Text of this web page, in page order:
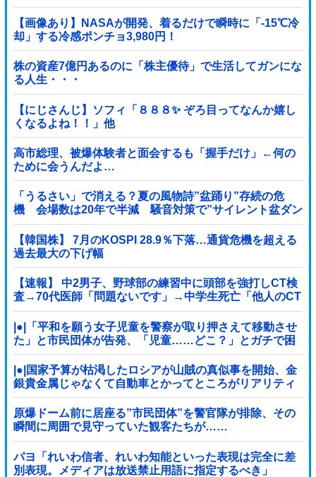
【画像あり】NASAが開発、着るだけで瞬時に「-15℃冷
却」する冷感ポンチョ3,980円！
株の資産7億円あるのに「株主優待」で生活してガンにな
る人生・・・
【にじさんじ】ソフィ「８８８✨ ぞろ目ってなんか嬉し
くなるよね！！」他
高市総理、被爆体験者と面会するも「握手だけ」←何の
ために会うんだよ…
「うるさい」で消える？夏の風物詩”盆踊り”存続の危
機 会場数は20年で半減 騒音対策で”サイレント盆ダン
ス”も
【韓国株】 7月のKOSPI 28.9％下落…通貨危機を超える
過去最大の下げ幅
【速報】 中2男子、野球部の練習中に頭部を強打しCT検
査→70代医師「問題ないです」→中学生死亡「他人のCT
画像みてました」
|●|「平和を願う女子児童を警察が取り押さえて移動させ
た」と市民団体が告発、「児童……どこ？」とガチで困
惑する人が続出
|●|国家予算が枯渇したロシアが山賊の真似事を開始、金
銀貴金属じゃなくて自動車とかってところがリアリティ
ありすぎる……
原爆ドーム前に居座る”市民団体”を警官隊が排除、その
瞬間に周囲で見守っていた観客たちが……
パヨ「れいわ信者、れいわ知能といった表現は完全に差
別表現。メディアは放送禁止用語に指定するべき」